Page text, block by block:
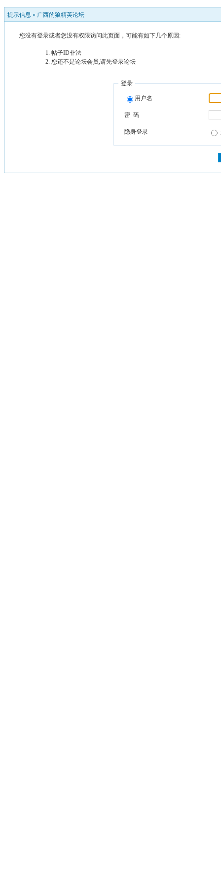
提示信息 » 广西的狼精英论坛
您没有登录或者您没有权限访问此页面，可能有如下几个原因:
帖子ID非法
您还不是论坛会员,请先登录论坛
登录
用户名
密 码
隐身登录